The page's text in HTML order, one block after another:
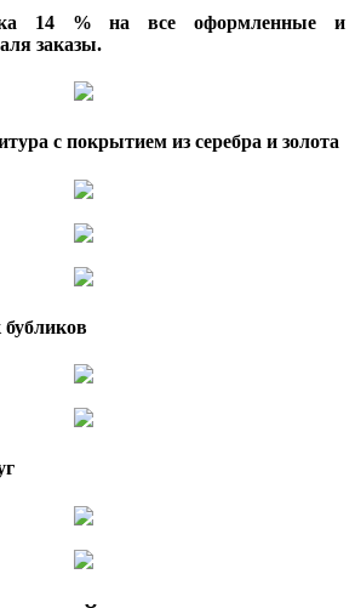
14 % на все оформленные и
заказы.
с покрытием из серебра и золота